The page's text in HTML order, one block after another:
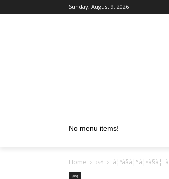
Sunday, August 9, 2026
No menu items!
Home দেশ
দেশ